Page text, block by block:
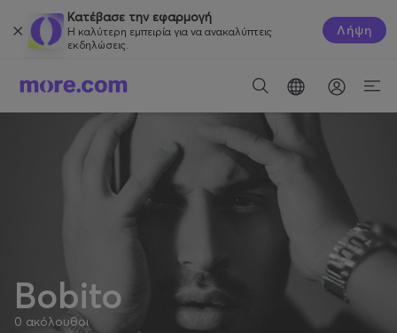
Κατέβασε την εφαρμογή
Η καλύτερη εμπειρία για να ανακαλύπτεις
εκδηλώσεις.
Λήψη
Bobito
0 ακόλουθοι